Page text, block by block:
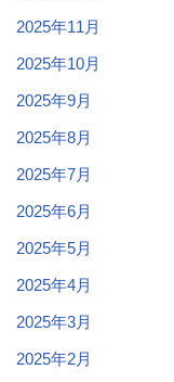
2025年11月
2025年10月
2025年9月
2025年8月
2025年7月
2025年6月
2025年5月
2025年4月
2025年3月
2025年2月